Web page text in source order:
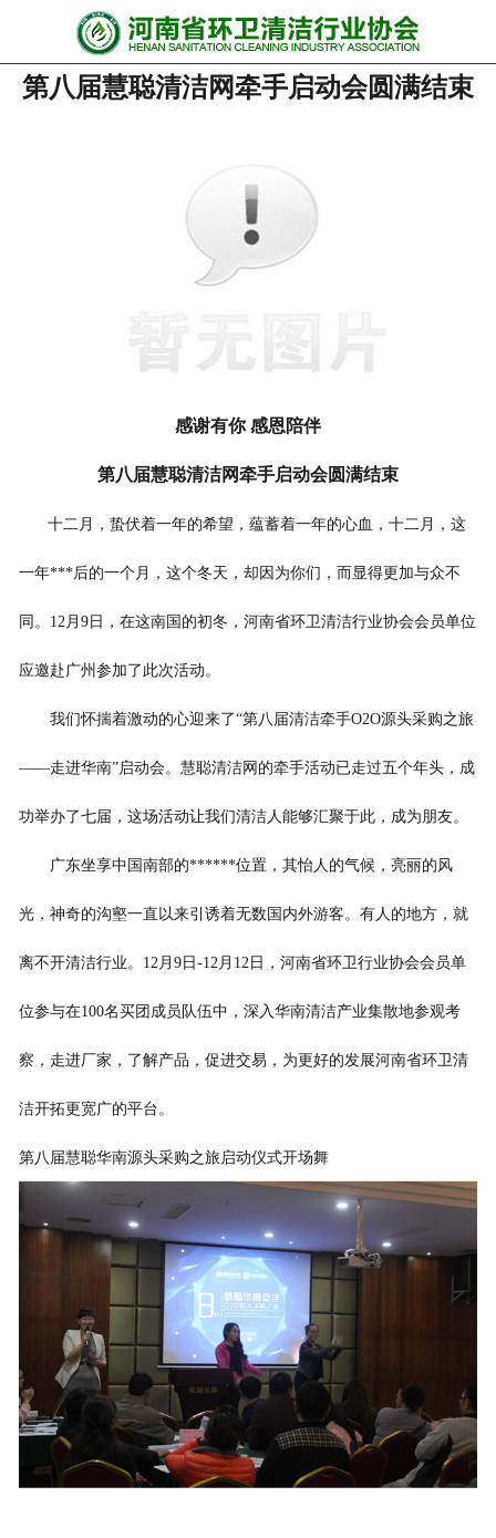
网站首页
协会动态
党政要闻
联系我们
第八届慧聪清洁网牵手启动会圆满结束
感谢有你 感恩陪伴
第八届慧聪清洁网牵手启动会圆满结束
十二月，蛰伏着一年的希望，蕴蓄着一年的心血，十二月，这
一年***后的一个月，这个冬天，却因为你们，而显得更加与众不
同。12月9日，在这南国的初冬，河南省环卫清洁行业协会会员单位
应邀赴广州参加了此次活动。
我们怀揣着激动的心迎来了“第八届清洁牵手O2O源头采购之旅
——走进华南”启动会。慧聪清洁网的牵手活动已走过五个年头，成
功举办了七届，这场活动让我们清洁人能够汇聚于此，成为朋友。
广东坐享中国南部的******位置，其怡人的气候，亮丽的风
光，神奇的沟壑一直以来引诱着无数国内外游客。有人的地方，就
离不开清洁行业。12月9日-12月12日，河南省环卫行业协会会员单
位参与在100名买团成员队伍中，深入华南清洁产业集散地参观考
察，走进厂家，了解产品，促进交易，为更好的发展河南省环卫清
洁开拓更宽广的平台。
第八届慧聪华南源头采购之旅启动仪式开场舞